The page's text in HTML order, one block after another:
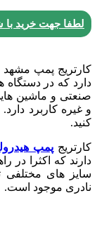
لطفا جهت خرید با
کارتریج پمپ مشهد
دارد که در دستگاه
صنعتی و ماشین
و غیره کاربرد
کنید.
کارتریجپمپ
سایز های مختلفی تا21 گالن
نادری موجود است.